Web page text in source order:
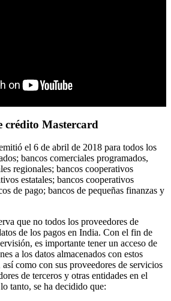
crédito Mastercard
el 6 de abril de 2018 para todos los
bancos comerciales programados,
regionales; bancos cooperativos
estatales; bancos cooperativos
de pago; bancos de pequeñas finanzas y
que no todos los proveedores de
de los pagos en India. Con el fin de
es importante tener un acceso de
a los datos almacenados con estos
así como con sus proveedores de servicios
de terceros y otras entidades en el
tanto, se ha decidido que: